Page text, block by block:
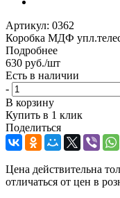
Артикул: 0362
Коробка МДФ
Подробнее
630 руб./шт
Есть в наличии
-
В корзину
Купить в 1 клик
Поделиться
Цена действительна
отличаться от цен в